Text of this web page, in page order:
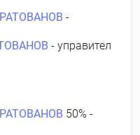
-
- управител
50% -